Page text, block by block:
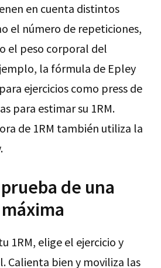
en cuenta distintos
el número de repeticiones,
el peso corporal del
la fórmula de Epley
ejercicios como press de
para estimar su 1RM.
de 1RM también utiliza la
de una
1RM, elige el ejercicio y
Calienta bien y moviliza las